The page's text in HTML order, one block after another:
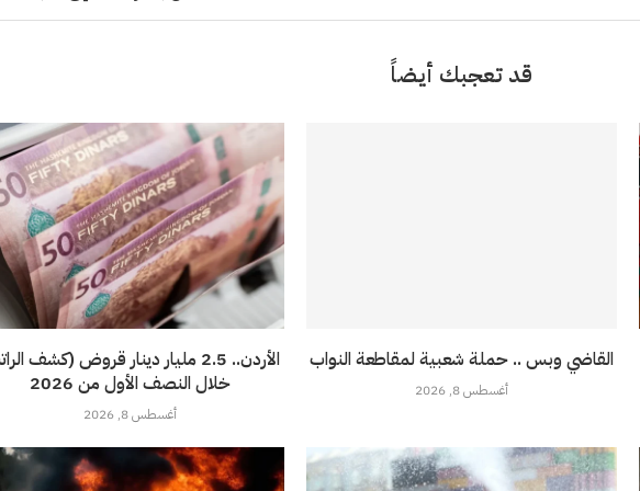
قد تعجبك أيضاً
الأردن.. 2.5 مليار دينار قروض (كشف
خلال النصف الأول من 2026
أغسطس 8, 2026
القاضي وبس .. حملة شعبية لمقاطعة النواب
أغسطس 8, 2026